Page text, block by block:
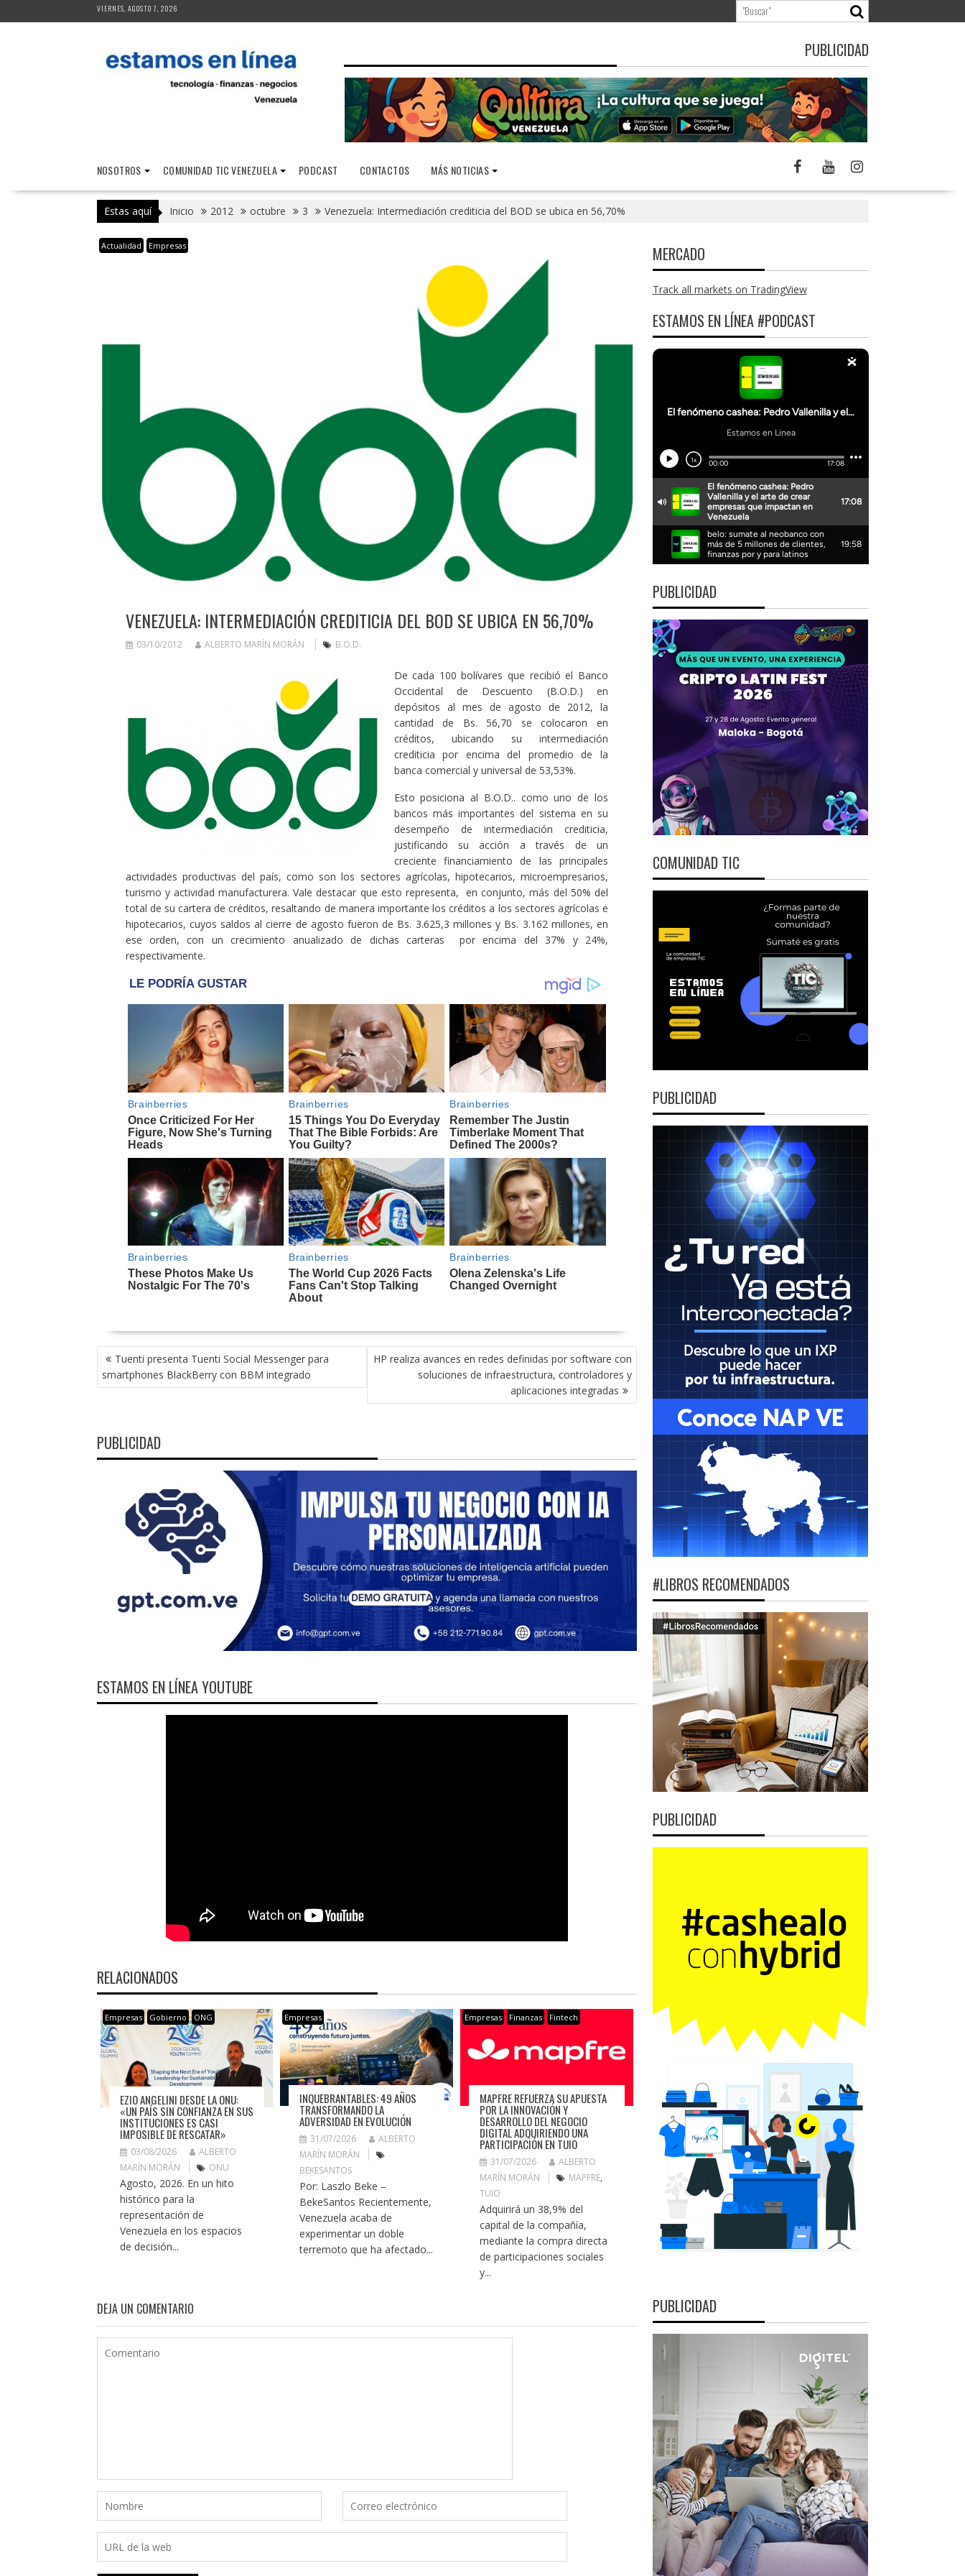
al
VIERNES, AGOSTO 7, 2026
PUBLICIDAD
NOSOTROS COMUNIDAD TIC VENEZUELA PODCAST CONTACTOS MÁS NOTICIAS
Estas aquí Inicio 2012 octubre 3 Venezuela: Intermediación crediticia del BOD se ubica en 56,70%
Actualidad Empresas
VENEZUELA: INTERMEDIACIÓN CREDITICIA DEL BOD SE UBICA EN 56,70%
03/10/2012 ALBERTO MARÍN MORÁN B.O.D.
De cada 100 bolívares que recibió el Banco
Occidental de Descuento (B.O.D.) en
depósitos al mes de agosto de 2012, la
cantidad de Bs. 56,70 se colocaron en
créditos, ubicando su intermediación
crediticia por encima del promedio de la
banca comercial y universal de 53,53%.
Esto posiciona al B.O.D.. como uno de los
bancos más importantes del sistema en su
desempeño de intermediación crediticia,
justificando su acción a través de un
creciente financiamiento de las principales
actividades productivas del país, como son los sectores agrícolas, hipotecarios, microempresarios,
turismo y actividad manufacturera. Vale destacar que esto representa, en conjunto, más del 50% del
total de su cartera de créditos, resaltando de manera importante los créditos a los sectores agrícolas e
hipotecarios, cuyos saldos al cierre de agosto fueron de Bs. 3.625,3 millones y Bs. 3.162 millones, en
ese orden, con un crecimiento anualizado de dichas carteras por encima del 37% y 24%,
respectivamente.
NAVEGACIÓN
DE
ENTRADAS
Tuenti presenta Tuenti Social Messenger para
smartphones BlackBerry con BBM integrado
HP realiza avances en redes definidas por software con
soluciones de infraestructura, controladores y
aplicaciones integradas
PUBLICIDAD
ESTAMOS EN LÍNEA YOUTUBE
RELACIONADOS
Empresas Gobierno ONG
EZIO ANGELINI DESDE LA ONU:
«UN PAÍS SIN CONFIANZA EN SUS
INSTITUCIONES ES CASI
IMPOSIBLE DE RESCATAR»
03/08/2026
ALBERTO
MARÍN MORÁN
ONU
Agosto, 2026. En un hito
histórico para la
representación de
Venezuela en los espacios
de decisión...
Empresas
INQUEBRANTABLES: 49 AÑOS
TRANSFORMANDO LA
ADVERSIDAD EN EVOLUCIÓN
31/07/2026
ALBERTO
MARÍN MORÁN
BEKESANTOS
Por: Laszlo Beke –
BekeSantos Recientemente,
Venezuela acaba de
experimentar un doble
terremoto que ha afectado...
Empresas Finanzas Fintech
MAPFRE REFUERZA SU APUESTA
POR LA INNOVACIÓN Y
DESARROLLO DEL NEGOCIO
DIGITAL ADQUIRIENDO UNA
PARTICIPACIÓN EN TUIO
31/07/2026
ALBERTO
MARÍN MORÁN
MAPFRE,
TUIO
Adquirirá un 38,9% del
capital de la compañía,
mediante la compra directa
de participaciones sociales
y...
DEJA UN COMENTARIO
MERCADO
Track all markets on TradingView
ESTAMOS EN LÍNEA #PODCAST
PUBLICIDAD
COMUNIDAD TIC
PUBLICIDAD
#LIBROS RECOMENDADOS
PUBLICIDAD
PUBLICIDAD